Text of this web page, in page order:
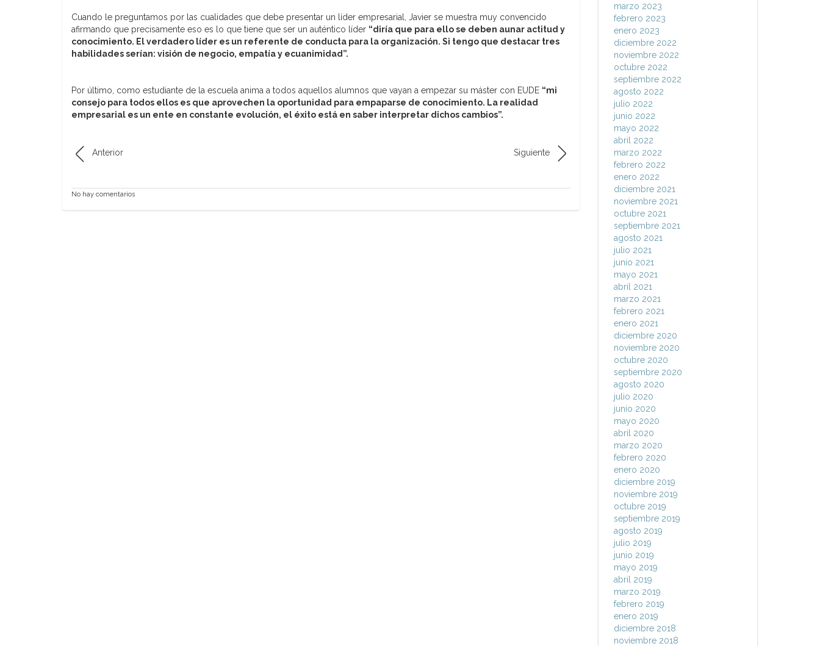
Cuando le preguntamos por las cualidades que debe presentar un líder empresarial, Javier se muestra muy convencido
afirmando que precisamente eso es lo que tiene que ser un auténtico líder “diría que para ello se deben aunar actitud y
conocimiento. El verdadero líder es un referente de conducta para la organización. Si tengo que destacar tres
habilidades serían: visión de negocio, empatía y ecuanimidad”.
Por último, como estudiante de la escuela anima a todos aquellos alumnos que vayan a empezar su máster con EUDE “mi
consejo para todos ellos es que aprovechen la oportunidad para empaparse de conocimiento. La realidad
empresarial es un ente en constante evolución, el éxito está en saber interpretar dichos cambios”.
Anterior Siguiente
No hay comentarios
marzo 2023
febrero 2023
enero 2023
diciembre 2022
noviembre 2022
octubre 2022
septiembre 2022
agosto 2022
julio 2022
junio 2022
mayo 2022
abril 2022
marzo 2022
febrero 2022
enero 2022
diciembre 2021
noviembre 2021
octubre 2021
septiembre 2021
agosto 2021
julio 2021
junio 2021
mayo 2021
abril 2021
marzo 2021
febrero 2021
enero 2021
diciembre 2020
noviembre 2020
octubre 2020
septiembre 2020
agosto 2020
julio 2020
junio 2020
mayo 2020
abril 2020
marzo 2020
febrero 2020
enero 2020
diciembre 2019
noviembre 2019
octubre 2019
septiembre 2019
agosto 2019
julio 2019
junio 2019
mayo 2019
abril 2019
marzo 2019
febrero 2019
enero 2019
diciembre 2018
noviembre 2018